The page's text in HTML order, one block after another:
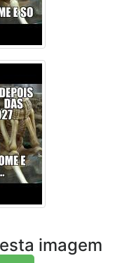
imagem